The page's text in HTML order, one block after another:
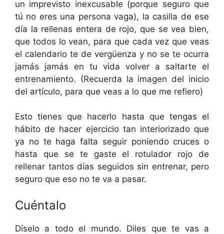
un imprevisto inexcusable (porque seguro que
tú no eres una persona vaga), la casilla de ese
día la rellenas entera de rojo, que se vea bien,
que todos lo vean, para que cada vez que veas
el calendario te de vergüenza y no se te ocurra
jamás jamás en tu vida volver a saltarte el
entrenamiento. (Recuerda la imagen del inicio
del artículo, para que veas a lo que me refiero)
Esto tienes que hacerlo hasta que tengas el
hábito de hacer ejercicio tan interiorizado que
ya no te haga falta seguir poniendo cruces o
hasta que se te gaste el rotulador rojo de
rellenar tantos días seguidos sin entrenar, pero
seguro que eso no te va a pasar.
Cuéntalo
Díselo a todo el mundo. Diles que te vas a